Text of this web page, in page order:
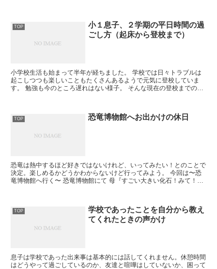
TOP
小１息子、２学期の平日時間の過
ごし方（起床から登校まで）
小学校生活も始まって半年が経ちました。 学校では日々トラブルは
起こしつつも楽しいこともたくさんあるようで元気に登校していま
す。 勉強も今のところ遅れはない様子。 そんな現在の登校までの朝
TOP 恐竜博物館へお出かけの休日
恐竜は熱中するほど好きではないけれど、いってみたい！とのことで
決定。楽しめるかどうかわからないけど行ってみよう。 今回は〜恐
竜博物館へ行く〜 恐竜博物館にて 母『すごい大きい化石！みて！』
TOP
学校であったことを自分から教え
てくれたときの声かけ
息子は学校であった出来事は基本的には話してくれません。休憩時間
はどうやって過ごしているのか、友達と喧嘩はしていないか、困って